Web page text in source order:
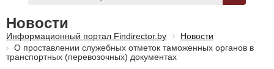
Новости
Информационный портал Findirector.by
Новости
О проставлении служебных отметок таможенных органов в
транспортных (перевозочных) документах